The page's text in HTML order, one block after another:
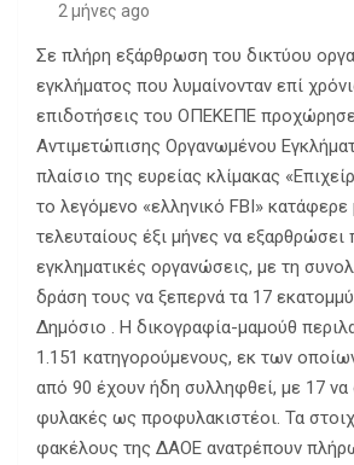
2 μήνες ago
Σε πλήρη εξάρθρωση του δικτύου
εγκλήματος που λυμαίνονταν επί
επιδοτήσεις του ΟΠΕΚΕΠΕ
Αντιμετώπισης Οργανωμένου
πλαίσιο της ευρείας κλίμακας
το λεγόμενο «ελληνικό FBI»
τελευταίους έξι μήνες να εξαρθρώσει
εγκληματικές οργανώσεις, με τη
δράση τους να ξεπερνά τα 17
Δημόσιο . Η δικογραφία-μαμούθ
1.151 κατηγορούμενους, εκ των
από 90 έχουν ήδη συλληφθεί, με 17 να
φυλακές ως προφυλακιστέοι. Τα
φακέλους της ΔΑΟΕ ανατρέπουν